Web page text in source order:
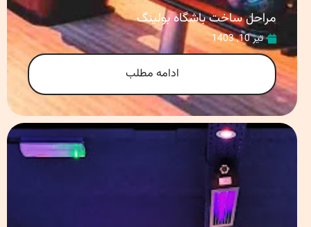
مراحل ساخت باشگاه بولینگ
تیر 10, 1403
ادامه مطلب